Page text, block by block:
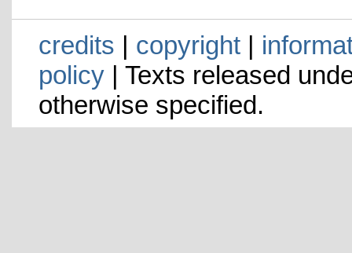
credits | copyright|
policy| Texts released
otherwise specified.